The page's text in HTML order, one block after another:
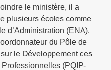
le ministère, il a
plusieurs écoles comme
d’Administration (ENA).
du Pôle de
le Développement des
(PQIP-